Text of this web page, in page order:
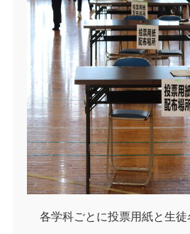
各学科ごとに投票用紙と生